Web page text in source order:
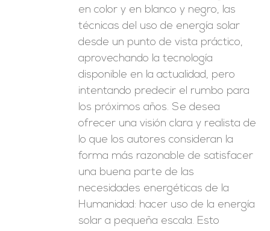
en color y en blanco y negro, las
técnicas del uso de energía solar
desde un punto de vista práctico,
aprovechando la tecnología
disponible en la actualidad, pero
intentando predecir el rumbo para
los próximos años. Se desea
ofrecer una visión clara y realista de
lo que los autores consideran la
forma más razonable de satisfacer
una buena parte de las
necesidades energéticas de la
Humanidad: hacer uso de la energía
solar a pequeña escala. Esto